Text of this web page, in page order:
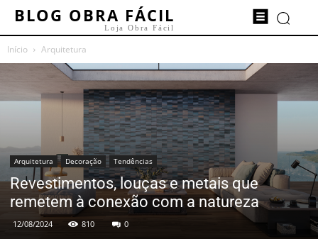
BLOG OBRA FÁCIL
Loja Obra Fácil
Início Arquitetura
Arquitetura Decoração Tendências
Revestimentos, louças e metais que
remetem à conexão com a natureza
12/08/2024 810 0